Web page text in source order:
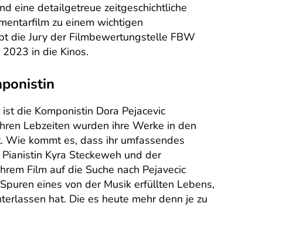
eine detailgetreue zeitgeschichtliche
zu einem wichtigen
die Jury der Filmbewertungstelle FBW
in die Kinos.
die Komponistin Dora Pejacevic
Lebzeiten wurden ihre Werke in den
kommt es, dass ihr umfassendes
Kyra Steckeweh und der
Film auf die Suche nach Pejavecic
eines von der Musik erfüllten Lebens,
hat. Die es heute mehr denn je zu